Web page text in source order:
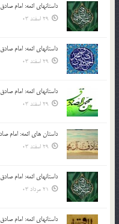
داستانهای ائمه: امام
29 اسفند 03
داستانهای ائمه: امام
29 اسفند 03
داستانهای ائمه: امام
29 اسفند 03
داستان های ائمه: امام
29 اسفند 03
داستانهای ائمه: امام
21 مرداد 03
داستانهای ائمه: امام